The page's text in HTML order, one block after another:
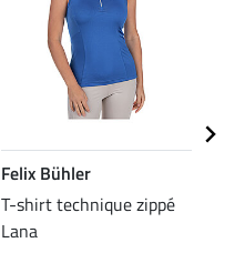
Felix Bühler
T-shirt technique zippé
Lana